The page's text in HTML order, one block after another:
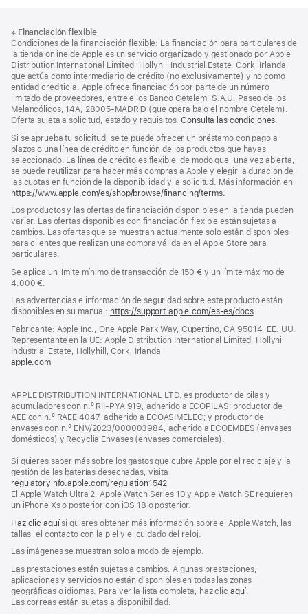
a
pie
de
página
al
pie
※ Financiación flexible
Condiciones de la financiación flexible: La financiación para particulares de
la tienda online de Apple es un servicio organizado y gestionado por Apple
Distribution International Limited, Hollyhill Industrial Estate, Cork, Irlanda,
que actúa como intermediario de crédito (no exclusivamente) y no como
entidad crediticia. Apple ofrece financiación por parte de un número
limitado de proveedores, entre ellos Banco Cetelem, S.A.U. Paseo de los
Melancólicos, 14A, 28005-MADRID (que opera bajo el nombre Cetelem).
Oferta sujeta a solicitud, estado y requisitos.Consulta las condiciones.
Si se aprueba tu solicitud, se te puede ofrecer un préstamo con pago a
plazos o una línea de crédito en función de los productos que hayas
seleccionado. La línea de crédito es flexible, de modo que, una vez abierta,
se puede reutilizar para hacer más compras a Apple y elegir la duración de
las cuotas en función de la disponibilidad y la solicitud. Más información en
https://www.apple.com/es/shop/browse/financing/terms.
Los productos y las ofertas de financiación disponibles en la tienda pueden
variar. Las ofertas disponibles con financiación flexible están sujetas a
cambios. Las ofertas que se muestran actualmente solo están disponibles
para clientes que realizan una compra válida en el Apple Store para
particulares.
Se aplica un límite mínimo de transacción de 150 € y un límite máximo de
4.000 €.
Las advertencias e información de seguridad sobre este producto están
disponibles en su manual: https://support.apple.com/es-es/docs(se
en
una
Fabricante: Apple Inc., One Apple Park Way, Cupertino, CA 95014, EE. UU.
Representante en la UE: Apple Distribution International Limited, Hollyhill
Industrial Estate, Hollyhill, Cork, Irlanda
apple.com(se
una
ventana
nueva)
APPLE DISTRIBUTION INTERNATIONAL LTD. es productor de pilas y
acumuladores con n.º RII-PYA 919, adherido a ECOPILAS; productor de
AEE con n.º RAEE 4047, adherido a ECOASIMELEC; y productor de
envases con n.º ENV/2023/000003984, adherido a ECOEMBES (envases
domésticos) y Recyclia Envases (envases comerciales).
Si quieres saber más sobre los gastos que cubre Apple por el reciclaje y la
gestión de las baterías desechadas, visita
regulatoryinfo.apple.com/regulation1542
abre
en
ventana
nueva)
El Apple Watch Ultra 2, Apple Watch Series 10 y Apple Watch SE requieren
un iPhone Xs o posterior con iOS 18 o posterior.
Haz clic aquísi quieres obtener más información sobre el Apple Watch, las
tallas, el contacto con la piel y el cuidado del reloj.
Las imágenes se muestran solo a modo de ejemplo.
Las prestaciones están sujetas a cambios. Algunas prestaciones,
aplicaciones y servicios no están disponibles en todas las zonas
geográficas o idiomas. Para ver la lista completa, haz clic aquí
Las correas están sujetas a disponibilidad.